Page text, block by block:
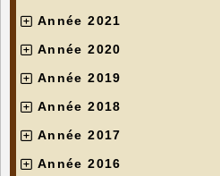
Année 2021
Année 2020
Année 2019
Année 2018
Année 2017
Année 2016